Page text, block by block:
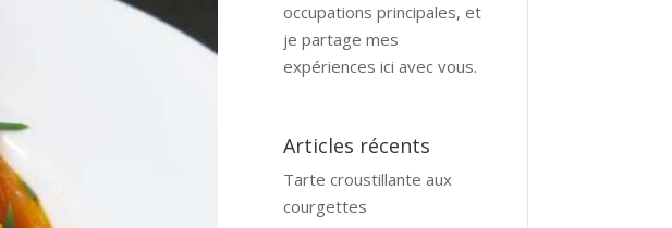
occupations principales, et
je partage mes
expériences ici avec vous.
Articles récents
Tarte croustillante aux
courgettes